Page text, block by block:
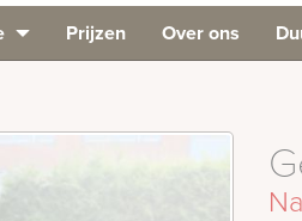
Prijzen Over ons